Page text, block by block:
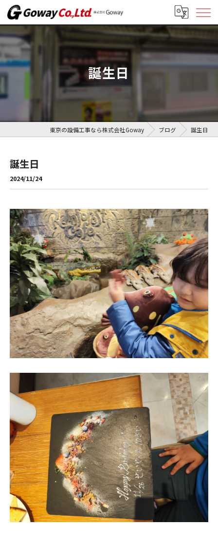
誕生日
東京の設備工事なら株式会社Goway ブログ 誕生日
誕生日
2024/11/24